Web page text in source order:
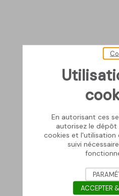
En autorisant ces
autorisez le
cookies et l'utilisation
suivi
ACCEPTER